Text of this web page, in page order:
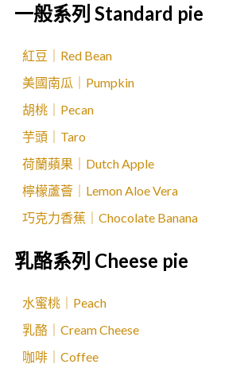
一般系列 Standard pie
紅豆｜Red Bean
美國南瓜｜Pumpkin
胡桃｜Pecan
芋頭｜Taro
荷蘭蘋果｜Dutch Apple
檸檬蘆薈｜Lemon Aloe Vera
巧克力香蕉｜Chocolate Banana
乳酪系列 Cheese pie
水蜜桃｜Peach
乳酪｜Cream Cheese
咖啡｜Coffee